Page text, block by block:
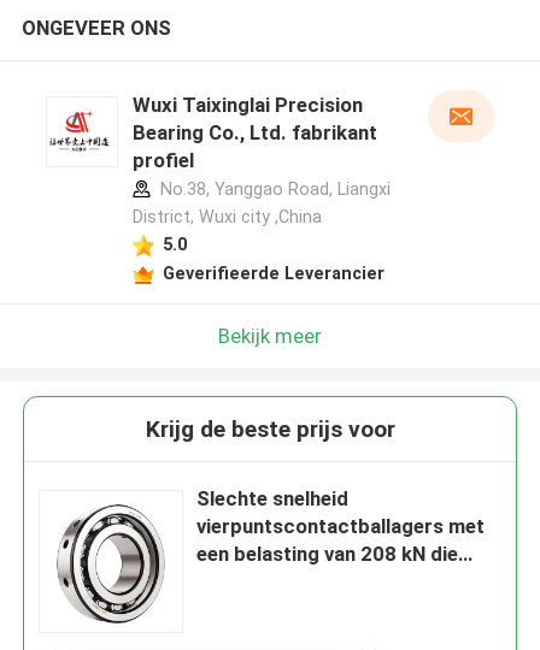
ONGEVEER ONS
Wuxi Taixinglai Precision
Bearing Co., Ltd. fabrikant
profiel
No.38, Yanggao Road, Liangxi
District, Wuxi city ,China
5.0
Geverifieerde Leverancier
Bekijk meer
Krijg de beste prijs voor
Slechte snelheid
vierpuntscontactballagers met
een belasting van 208 kN die